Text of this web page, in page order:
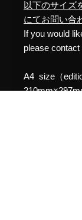
以下のサイズ
にてお問い合
If you would
please
A4 size（